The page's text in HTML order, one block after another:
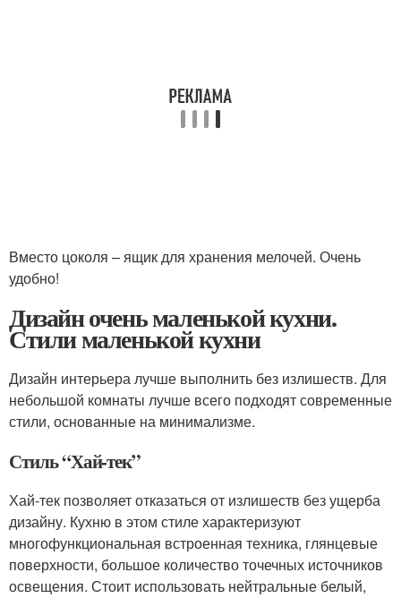
Вместо цоколя – ящик для хранения мелочей. Очень
удобно!
Дизайн очень маленькой кухни.
Стили маленькой кухни
Дизайн интерьера лучше выполнить без излишеств. Для
небольшой комнаты лучше всего подходят современные
стили, основанные на минимализме.
Стиль “Хай-тек”
Хай-тек позволяет отказаться от излишеств без ущерба
дизайну. Кухню в этом стиле характеризуют
многофункциональная встроенная техника, глянцевые
поверхности, большое количество точечных источников
освещения. Стоит использовать нейтральные белый,